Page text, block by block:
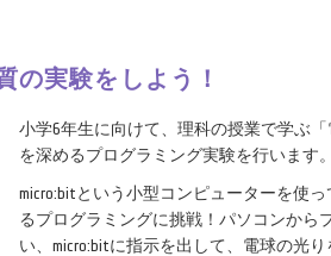
の実験をしよう！
小学6年生に向けて、理科の授業で学ぶ
を深めるプログラミング実験を行います。
micro:bitという小型コンピューターを使
るプログラミングに挑戦！パソコンから
い、micro:bitに指示を出して、電球の光